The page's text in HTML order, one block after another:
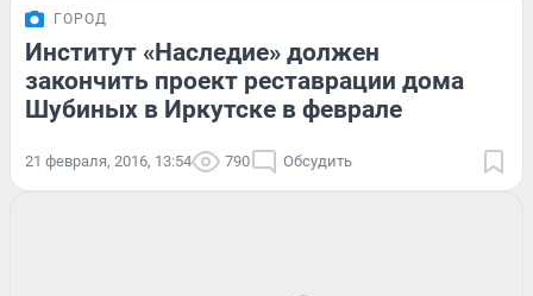
ГОРОД
Институт «Наследие» должен
закончить проект реставрации дома
Шубиных в Иркутске в феврале
21 февраля, 2016, 13:54 790 Обсудить